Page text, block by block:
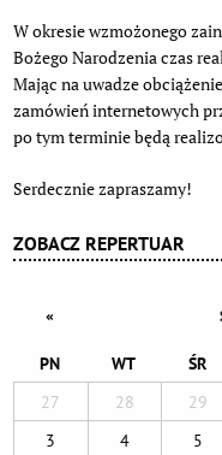
ZOBACZ REPERTUAR
«
PN WT ŚR
27
28 29
3
4 5
W okresie wzmożonego
Bożego Narodzenia czas
Mając na uwadze
zamówień internetowych
po tym terminie będą
Serdecznie zapraszamy!